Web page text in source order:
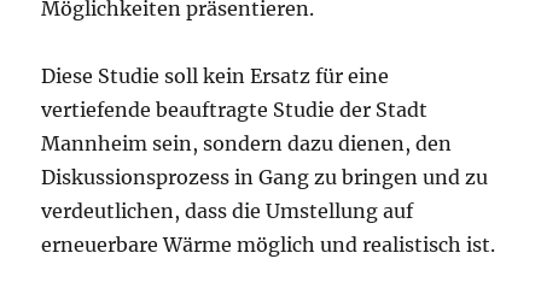
Möglichkeiten präsentieren.
Diese Studie soll kein Ersatz für eine
vertiefende beauftragte Studie der Stadt
Mannheim sein, sondern dazu dienen, den
Diskussionsprozess in Gang zu bringen und zu
verdeutlichen, dass die Umstellung auf
erneuerbare Wärme möglich und realistisch ist.